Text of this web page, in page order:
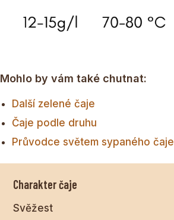
Mohlo by vám také chutnat:
Další zelené čaje
Čaje podle druhu
Průvodce světem sypaného čaje
Charakter čaje
Svěžest